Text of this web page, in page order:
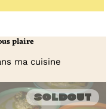
au
ruby
plaire
ma cuisine
Soldout